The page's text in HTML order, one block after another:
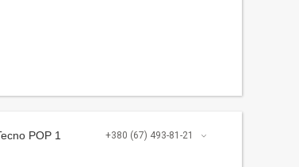
+380 (67) 493-81-21
POP 1